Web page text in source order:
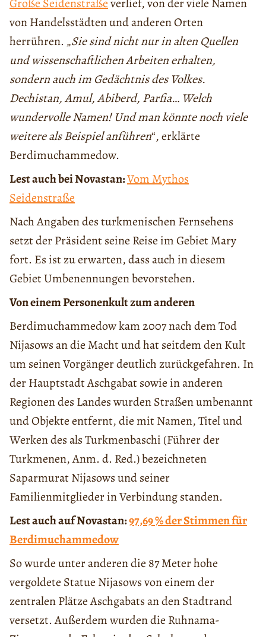
Große Seidenstraßeverlief, von der viele Namen
von Handelsstädten und anderen Orten
herrühren. „Sie sind nicht nur in alten Quellen
und wissenschaftlichen Arbeiten erhalten,
sondern auch im Gedächtnis des Volkes.
Dechistan, Amul, Abiberd, Parfia… Welch
wundervolle Namen! Und man könnte noch viele
weitere als Beispiel anführen“, erklärte
Berdimuchammedow.
Lest auch bei Novastan:Vom Mythos
Seidenstraße
Nach Angaben des turkmenischen Fernsehens
setzt der Präsident seine Reise im Gebiet Mary
fort. Es ist zu erwarten, dass auch in diesem
Gebiet Umbenennungen bevorstehen.
Von einem Personenkult zum anderen
Berdimuchammedow kam 2007 nach dem Tod
Nijasows an die Macht und hat seitdem den Kult
um seinen Vorgänger deutlich zurückgefahren. In
der Hauptstadt Aschgabat sowie in anderen
Regionen des Landes wurden Straßen umbenannt
und Objekte entfernt, die mit Namen, Titel und
Werken des als Turkmenbaschi (Führer der
Turkmenen, Anm. d. Red.) bezeichneten
Saparmurat Nijasows und seiner
Familienmitglieder in Verbindung standen.
Lest auch auf Novastan:97,69 % der Stimmen für
Berdimuchammedow
So wurde unter anderen die 87 Meter hohe
vergoldete Statue Nijasows von einem der
zentralen Plätze Aschgabats an den Stadtrand
versetzt. Außerdem wurden die Ruhnama-